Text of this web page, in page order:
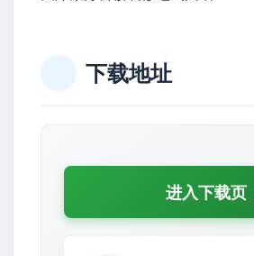
下载地址
进入下载页